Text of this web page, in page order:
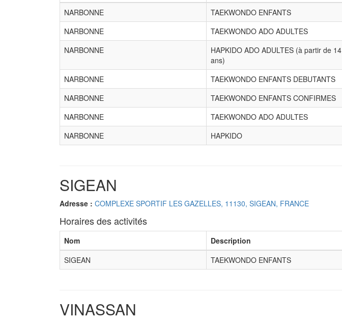
NARBONNE
TAEKWONDO ENFANTS
NARBONNE
TAEKWONDO ADO ADULTES
NARBONNE
HAPKIDO ADO ADULTES (à partir de 14
ans)
NARBONNE TAEKWONDO ENFANTS DEBUTANTS
NARBONNE
TAEKWONDO ENFANTS CONFIRMES
NARBONNE
TAEKWONDO ADO ADULTES
NARBONNE
HAPKIDO
SIGEAN
Adresse : COMPLEXE SPORTIF LES GAZELLES, 11130, SIGEAN, FRANCE
Horaires des activités
Nom Description
SIGEAN
TAEKWONDO ENFANTS
VINASSAN